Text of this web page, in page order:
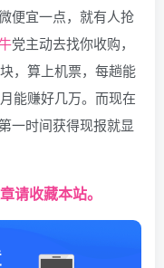
便宜一点，就有人抢
党主动去找你收购，
，算上机票，每趟能
能赚好几万。而现在
一时间获得现报就显
请收藏本站。